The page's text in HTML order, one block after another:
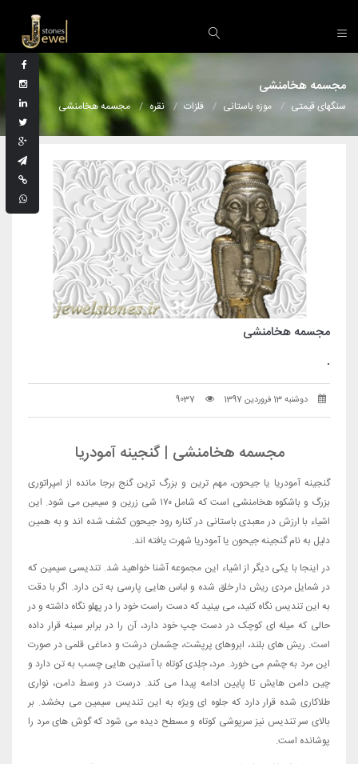
مجسمه هخامنشی
سنگهای قیمتی موزه باستانی فلزات نقره مجسمه هخامنشی
مجسمه هخامنشی
.
دوشنبه 13 فروردین 1397 9037
مجسمه هخامنشی | گنجینه آمودریا
گنجینه آمودریا یا جیحون، مهم ترین و بزرگ ترین گنج برجا مانده از امپراتوری
بزرگ و باشکوه هخامنشی است که شامل ۱۷۰ شی زرین و سیمین می شود. این
اشیاء با ارزش در معبدی باستانی در کناره رود جیحون کشف شده اند و به همین
دلیل به نام گنجینه جیحون یا آمودریا شهرت یافته اند.
در اینجا با یکی دیگر از اشیاء این مجموعه آشنا خواهید شد. تندیسی سیمین که
در شمایل مردی ریش دار خلق شده و لباس هایی پارسی به تن دارد. اگر با دقت
به این تندیس نگاه کنید، می بینید که دست راست خود را در پهلو نگاه داشته و در
حالی که میله ای کوچک در دست چپ خود دارد، آن را در برابر سینه قرار داده
است. ریش های بلند، ابروهای پرپشت، چشمان درشت و دماغی قلمی در صورت
این مرد به چشم می خورد. مرد، جِلِدی کوتاه با آستین هایی چسب به تن دارد و
چین دامن هایش تا پایین ادامه پیدا می کند. درست در وسط دامن، نواری
طلاکاری شده قرار دارد که جلوه ای ویژه به این تندیس سیمین می بخشد. بر
بالای سر تندیس نیز سرپوشی کوتاه و مسطح دیده می شود که گوش های مرد را
پوشانده است.